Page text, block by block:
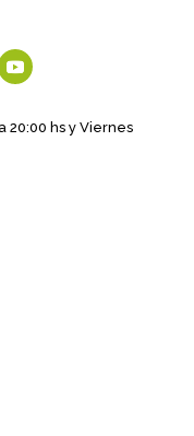
20:00 hs y Viernes